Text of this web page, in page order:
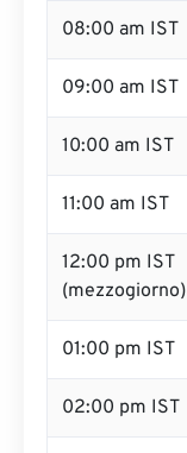
08:00 am IST
09:00 am IST
10:00 am IST
11:00 am IST
12:00 pm IST
(mezzogiorno)
01:00 pm IST
02:00 pm IST